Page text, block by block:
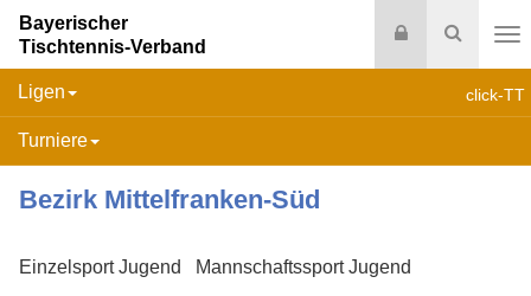
Suche
Login
Bayerischer
Tischtennis-Verband
click-TT
Ligen
Turniere
Bezirk Mittelfranken-Süd
Einzelsport Jugend Mannschaftssport Jugend